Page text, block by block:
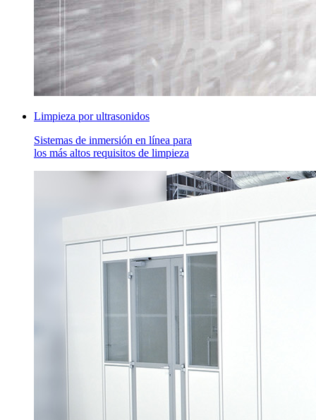
Limpieza por ultrasonidos
Sistemas de inmersión en línea para
los más altos requisitos de limpieza